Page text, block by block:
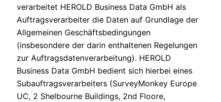
verarbeitet HEROLD Business Data GmbH als
Auftragsverarbeiter die Daten auf Grundlage der
Allgemeinen Geschäftsbedingungen
(insbesondere der darin enthaltenen Regelungen
zur Auftragsdatenverarbeitung). HEROLD
Business Data GmbH bedient sich hierbei eines
Subauftragsverarbeiters (SurveyMonkey Europe
UC, 2 Shelbourne Buildings, 2nd Floore,